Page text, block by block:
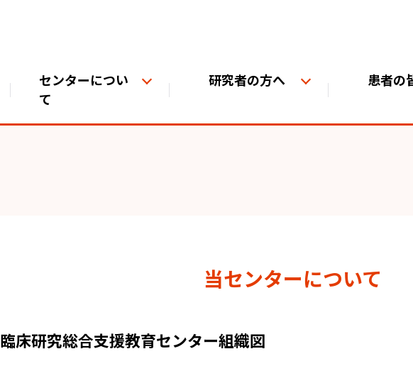
センターについ
て
研究者の方へ 患者の
当センターについて
臨床研究総合支援教育センター組織図